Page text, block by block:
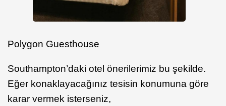
Polygon Guesthouse
Southampton’daki otel önerilerimiz bu şekilde.
Eğer konaklayacağınız tesisin konumuna göre
karar vermek isterseniz,